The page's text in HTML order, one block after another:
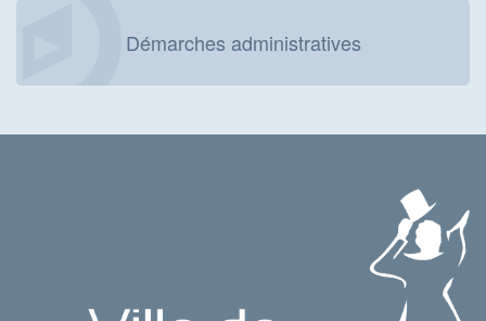
Démarches administratives